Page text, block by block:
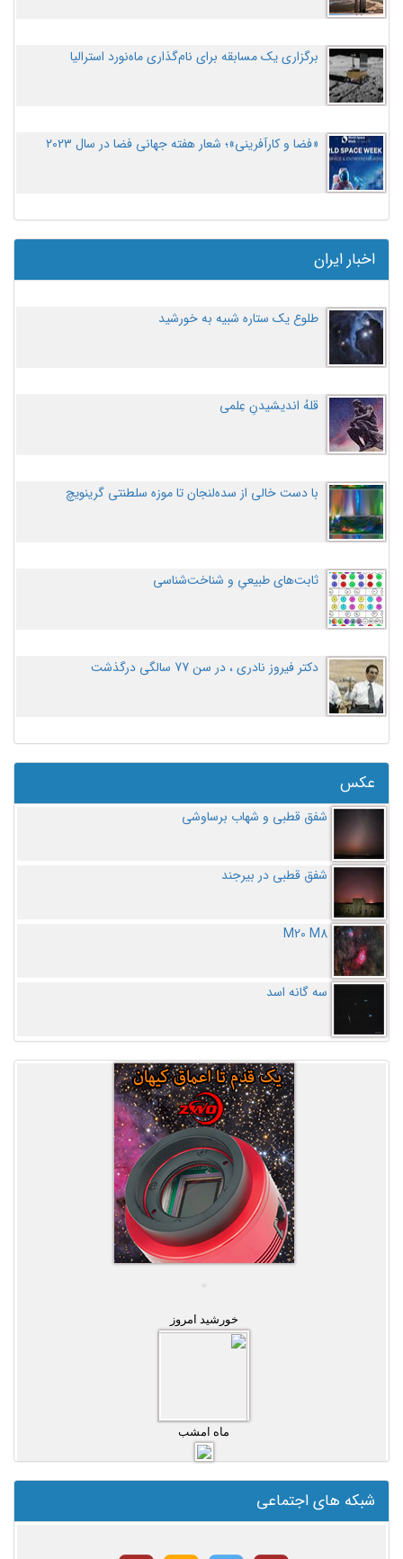
برگزاری یک مسابقه برای نام‌گذاری ماه‌نورد استرالیا
«فضا و کارآفرینی»؛ شعار هفته جهانی فضا در سال ۲۰۲۳
اخبار ایران
طلوع یک ستاره شبیه به خورشید
قلهُ اندیشیدنِ عِلمی
با دست خالی از سده‌لنجان تا موزه سلطنتی گرینویچ
ثابت‌های طبیعیِ و شناخت‌شناسی
دکتر فیروز نادری ، در سن 77 سالگی درگذشت
عکس
شفق قطبی و شهاب برساوشی
شفق قطبی در بیرجند
M20 M8
سه گانه اسد
خورشید امروز
ماه امشب
شبکه های اجتماعی